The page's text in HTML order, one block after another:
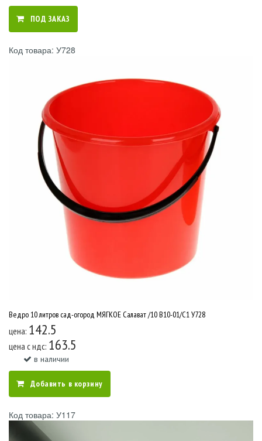
ПОД ЗАКАЗ
Код товара: У728
Ведро 10 литров сад-огород МЯГКОЕ Салават /10 В10-01/С1 У728
цена: 142.5
цена c ндс: 163.5
в наличии
Добавить в корзину
Код товара: У117